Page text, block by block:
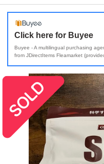
Click here for Buyee
Buyee - A multilingual purchasing
from JDirectItems Fleamarket